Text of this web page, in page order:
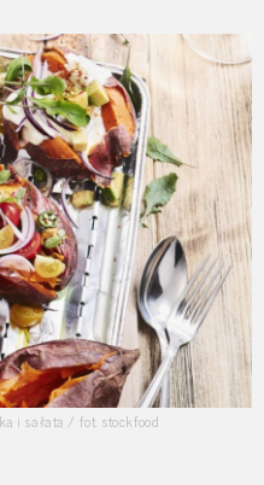
i sałatą / fot. stockfood